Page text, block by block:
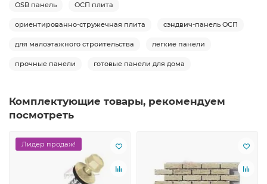
OSB панель ОСП плита
ориентированно-стружечная плита сэндвич-панель ОСП
для малоэтажного строительства легкие панели
прочные панели готовые панели для дома
Комплектующие товары, рекомендуем
посмотреть
Лидер продаж!